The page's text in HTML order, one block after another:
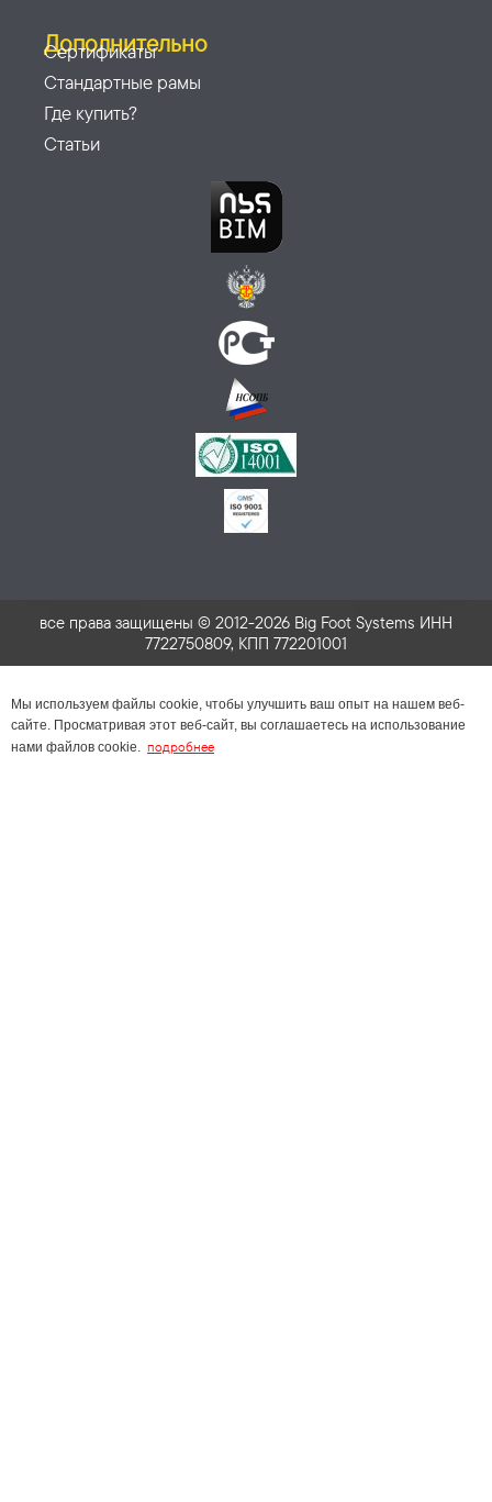
Дополнительно
Сертификаты
Стандартные рамы
Где купить?
Статьи
все права защищены © 2012-2026 Big Foot Systems ИНН
7722750809, КПП 772201001
Мы используем файлы cookie, чтобы улучшить ваш опыт на нашем веб-
сайте. Просматривая этот веб-сайт, вы соглашаетесь на использование
нами файлов cookie. подробнее